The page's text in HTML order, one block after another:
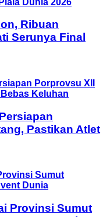
Ribuan
Serunya Final
Pastikan Atlet
Provinsi Sumut